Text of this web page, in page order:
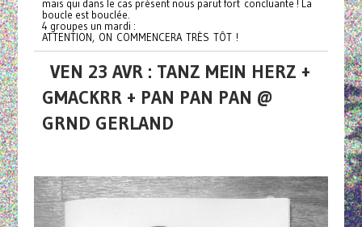
mais qui dans le cas présent nous parut fort concluante ! La
boucle est bouclée.
4 groupes un mardi :
ATTENTION, ON COMMENCERA TRÈS TÔT !
VEN 23 AVR : TANZ MEIN HERZ +
GMACKRR + PAN PAN PAN @
GRND GERLAND